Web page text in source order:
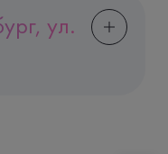
ул.